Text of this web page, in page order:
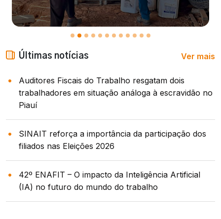
Últimas notícias Ver mais
Auditores Fiscais do Trabalho resgatam dois
trabalhadores em situação análoga à escravidão no
Piauí
SINAIT reforça a importância da participação dos
filiados nas Eleições 2026
42º ENAFIT – O impacto da Inteligência Artificial
(IA) no futuro do mundo do trabalho